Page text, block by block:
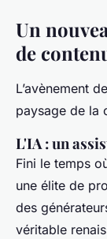
Un
de
L’avènement
paysage de la
L'IA : un
Fini le temps
une élite de
des
véritable